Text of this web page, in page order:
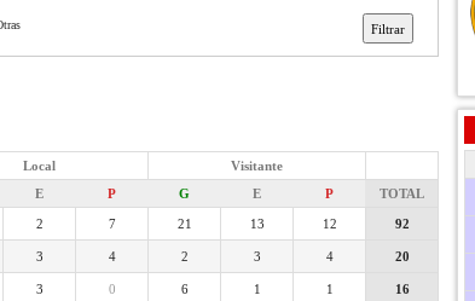
Local
Visitante
E P G E P TOTAL
2 7 21 13 12 92
3 4 2 3 4 20
3 0 6 1 1 16